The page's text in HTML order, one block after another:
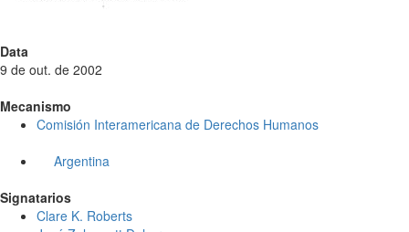
Data
9 de out. de 2002
Mecanismo
Comisión Interamericana de Derechos Humanos
Argentina
Signatarios
Clare K. Roberts